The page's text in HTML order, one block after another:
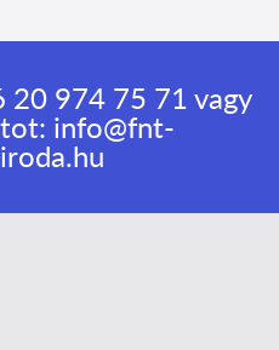
20 974 75 71 vagy
info@fnt-